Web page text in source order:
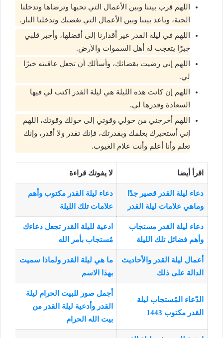
اللهم قرب بيننا وبين الأعمال التي تحبها وترضاها وتدخلنا
الجنة، وباعد بيننا وبين الأعمال التي تغضبك وتدخلنا النار.
اللهم في ليلة القدر غير أقدارنا إلى أفضلها، وأجبر قلبي
جبرًا يتعجب له أهل السموات والأرض.
اللهم إني رضيت بقضائك، وأسألك أن تجعل عاقبته خيرًا
لي.
اللهم إن كانت هذه الليلة هي ليلة القدر اكتب لي فيها
السعادة وقدرها لي.
اللهم أخرجني من حولي وقوتي إلى حولك وقوتك، اللهم
إني أستخيرك بعلمك وبقدرتك، فإنك تقدر ولا أقدر، وإنك
تعلم وأنا أعلم وأنت علام الغيوب.
اقرأ أيضا لا يفوتك قراءة
دعاء ليلة القدر قصير جدًا
وماهي علامات ليلة القدر
دعاء ليلة القدر مكتوب وأهم
علامات تلك الليلة
دعاء ليلة القدر مستجاب
وأهم فضائل تلك الليلة
ادعية لليلة القدر تجعل دعاءك
مُستجاب بأمر الله
أعمال ليلة القدر والأحاديث
الدالة على ذلك
ما هي ليلة القدر ولماذا سميت
بهذا الاسم
الدّعاء المُستجاب ليلة
القدر مكتوب 1443
أجمل صور للبيت الحرام ليلة
القدر وأدعية ليلة القدر من
بيت الله الحرام